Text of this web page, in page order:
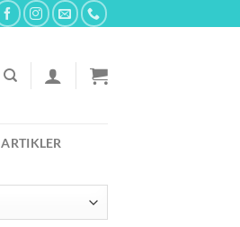
ARTIKLER